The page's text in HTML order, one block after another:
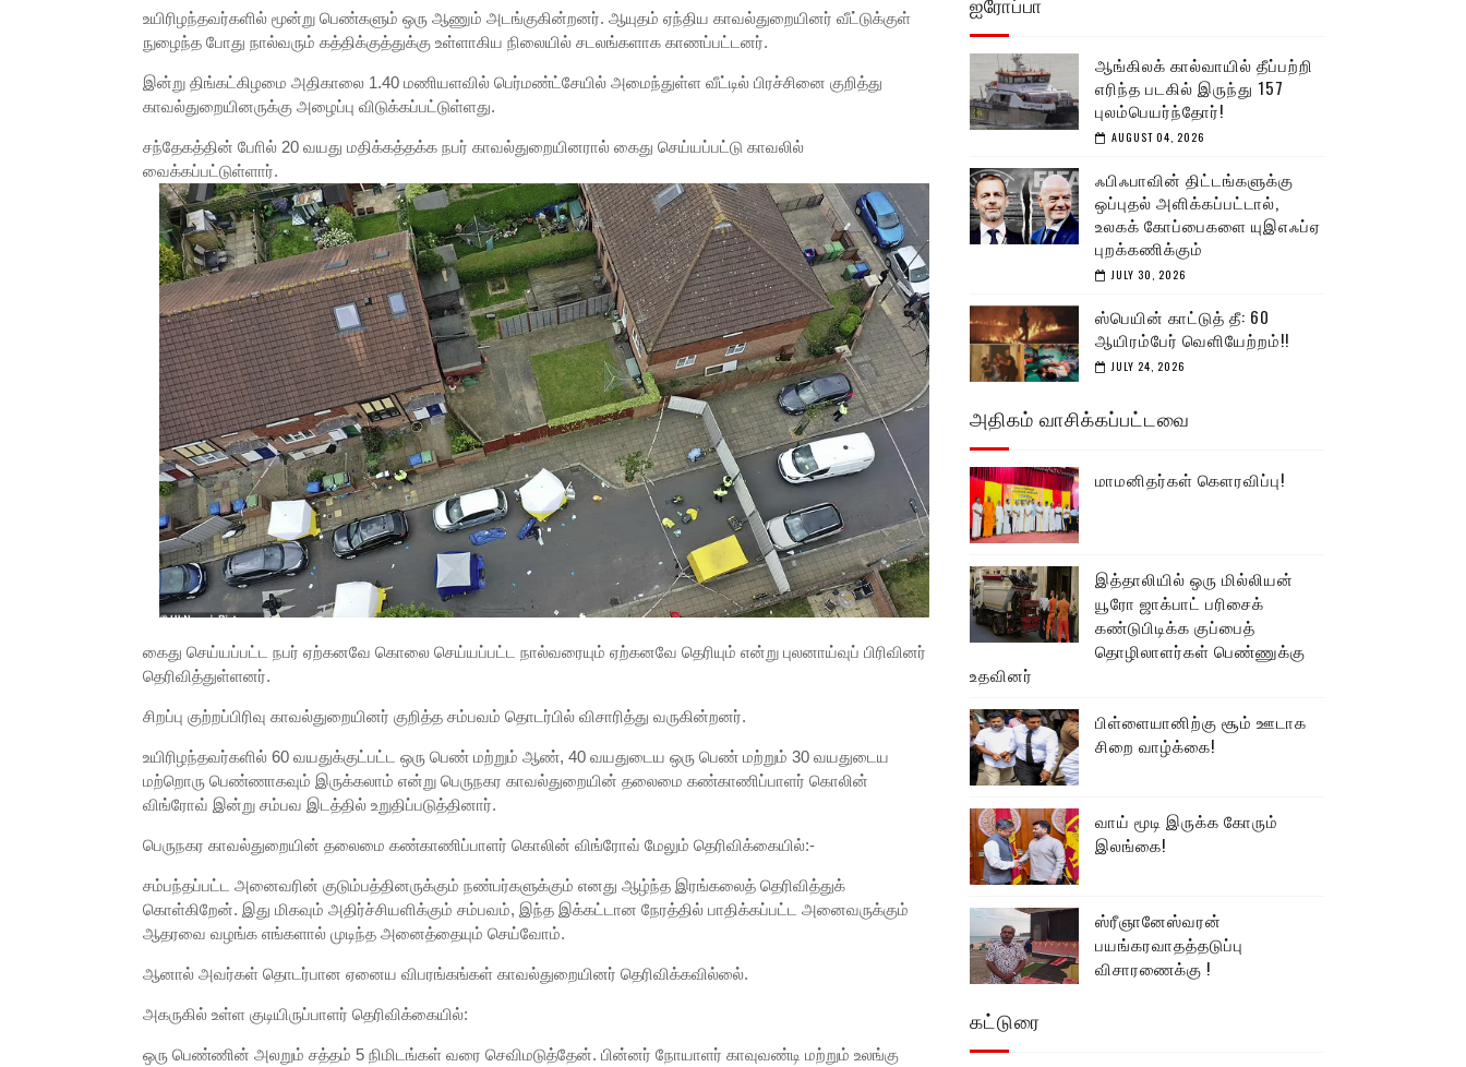
உயிரிழந்தவர்களில் மூன்று பெண்களும் ஒரு ஆணும் அடங்குகின்றனர். ஆயுதம் ஏந்திய காவல்துறையினர் வீட்டுக்குள்
நுழைந்த போது நால்வரும் கத்திக்குத்துக்கு உள்ளாகிய நிலையில் சடலங்களாக காணப்பட்டனர்.
இன்று திங்கட்கிழமை அதிகாலை 1.40 மணியளவில் பெர்மண்ட்சேயில் அமைந்துள்ள வீட்டில் பிரச்சினை குறித்து
காவல்துறையினருக்கு அழைப்பு விடுக்கப்பட்டுள்ளது.
சந்தேகத்தின் போில் 20 வயது மதிக்கத்தக்க நபர் காவல்துறையினரால் கைது செய்யப்பட்டு காவலில்
வைக்கப்பட்டுள்ளார்.
கைது செய்யப்பட்ட நபர் ஏற்கனவே கொலை செய்யப்பட்ட நால்வரையும் ஏற்கனவே தெரியும் என்று புலனாய்வுப் பிரிவினர்
தெரிவித்துள்ளனர்.
சிறப்பு குற்றப்பிரிவு காவல்துறையினர் குறித்த சம்பவம் தொடர்பில் விசாரித்து வருகின்றனர்.
உயிரிழந்தவர்களில் 60 வயதுக்குட்பட்ட ஒரு பெண் மற்றும் ஆண், 40 வயதுடைய ஒரு பெண் மற்றும் 30 வயதுடைய
மற்றொரு பெண்ணாகவும் இருக்கலாம் என்று பெருநகர காவல்துறையின் தலைமை கண்காணிப்பாளர் கொலின்
விங்ரோவ் இன்று சம்பவ இடத்தில் உறுதிப்படுத்தினார்.
பெருநகர காவல்துறையின் தலைமை கண்காணிப்பாளர் கொலின் விங்ரோவ் மேலும் தெரிவிக்கையில்:-
சம்பந்தப்பட்ட அனைவரின் குடும்பத்தினருக்கும் நண்பர்களுக்கும் எனது ஆழ்ந்த இரங்கலைத் தெரிவித்துக்
கொள்கிறேன். இது மிகவும் அதிர்ச்சியளிக்கும் சம்பவம், இந்த இக்கட்டான நேரத்தில் பாதிக்கப்பட்ட அனைவருக்கும்
ஆதரவை வழங்க எங்களால் முடிந்த அனைத்தையும் செய்வோம்.
ஆனால் அவர்கள் தொடர்பான ஏனைய விபரங்கங்கள் காவல்துறையினர் தெரிவிக்கவில்லை்.
அகருகில் உள்ள குடியிருப்பாளர் தெரிவிக்கையில்:
ஒரு பெண்ணின் அலறும் சத்தம் 5 நிமிடங்கள் வரை செவிமடுத்தேன். பின்னர் நோயாளர் காவுவண்டி மற்றும் உலங்கு
ஆங்கிலக் கால்வாயில் தீப்பற்றி
எரிந்த படகில் இருந்து 157
புலம்பெயர்ந்தோர்!
AUGUST 04, 2026
ஃபிஃபாவின் திட்டங்களுக்கு
ஒப்புதல் அளிக்கப்பட்டால்,
உலகக் கோப்பைகளை யுஇஎஃப்ஏ
புறக்கணிக்கும்
JULY 30, 2026
ஸ்பெயின் காட்டுத் தீ: 60
ஆயிரம்பேர் வெளியேற்றம்!!
JULY 24, 2026
அதிகம் வாசிக்கப்பட்டவை
மாமனிதர்கள் கௌரவிப்பு!
இத்தாலியில் ஒரு மில்லியன்
யூரோ ஜாக்பாட் பரிசைக்
கண்டுபிடிக்க குப்பைத்
தொழிலாளர்கள் பெண்ணுக்கு
உதவினர்
பிள்ளையானிற்கு சூம் ஊடாக
சிறை வாழ்க்கை!
வாய் மூடி இருக்க கோரும்
இலங்கை!
ஸ்ரீஞானேஸ்வரன்
பயங்கரவாதத்தடுப்பு
விசாரணைக்கு !
கட்டுரை